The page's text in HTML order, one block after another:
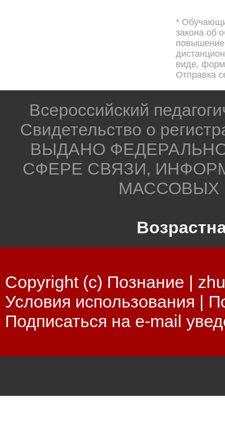
*
закона об
виде,
Отправка
Всероссийский
Свидетельство о
ВЫДАНО
СФЕРЕ СВЯЗИ,
МАССОВЫХ
Copyright (c) Познание |
Условия использования |
Подписаться на e-mail